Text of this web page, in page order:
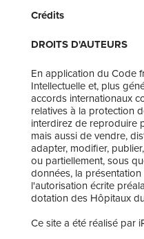
Crédits
DROITS D'AUTEURS
En application du Code
Intellectuelle et, plus
accords internationaux
relatives à la protection
interdirez de reproduire
mais aussi de vendre,
adapter, modifier,
ou partiellement, sous
données, la
l'autorisation écrite
dotation des Hôpitaux
Ce site a été réalisé par